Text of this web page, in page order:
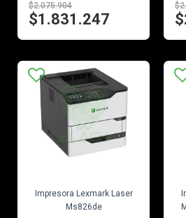
$2.075.904
$1.831.247
Impresora Lexmark Laser
Ms826de